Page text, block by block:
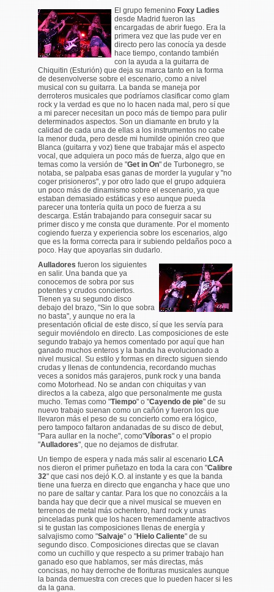
El grupo femenino Foxy Ladies
desde Madrid fueron las
encargadas de abrir fuego. Era la
primera vez que las pude ver en
directo pero las conocía ya desde
hace tiempo, contando también
con la ayuda a la guitarra de
Chiquitin (Esturión) que deja su marca tanto en la forma
de desenvolverse sobre el escenario, como a nivel
musical con su guitarra. La banda se maneja por
derroteros musicales que podríamos clasificar como glam
rock y la verdad es que no lo hacen nada mal, pero sí que
a mi parecer necesitan un poco más de tiempo para pulir
determinados aspectos. Son un diamante en bruto y la
calidad de cada una de ellas a los instrumentos no cabe
la menor duda, pero desde mi humilde opinión creo que
Blanca (guitarra y voz) tiene que trabajar más el aspecto
vocal, que adquiera un poco más de fuerza, algo que en
temas como la versión de "Get in On" de Turbonegro, se
notaba, se palpaba esas ganas de morder la yugular y "no
coger prisioneros", y por otro lado que el grupo adquiera
un poco más de dinamismo sobre el escenario, ya que
estaban demasiado estáticas y eso aunque pueda
parecer una tontería quita un poco de fuerza a su
descarga. Están trabajando para conseguir sacar su
primer disco y me consta que duramente. Por el momento
cogiendo fuerza y experiencia sobre los escenarios, algo
que es la forma correcta para ir subiendo peldaños poco a
poco. Hay que apoyarlas sin dudarlo.
Aulladores fueron los siguientes
en salir. Una banda que ya
conocemos de sobra por sus
potentes y crudos conciertos.
Tienen ya su segundo disco
debajo del brazo, "Sin lo que sobra
no basta", y aunque no era la
presentación oficial de este disco, sí que les servía para
seguir moviéndolo en directo. Las composiciones de este
segundo trabajo ya hemos comentado por aquí que han
ganado muchos enteros y la banda ha evolucionado a
nivel musical. Su estilo y formas en directo siguen siendo
crudas y llenas de contundencia, recordando muchas
veces a sonidos más garajeros, punk rock y una banda
como Motorhead. No se andan con chiquitas y van
directos a la cabeza, algo que personalmente me gusta
mucho. Temas como "Tiempo" o "Cayendo de pie" de su
nuevo trabajo suenan como un cañón y fueron los que
llevaron más el peso de su concierto como era lógico,
pero tampoco faltaron andanadas de su disco de debut,
"Para aullar en la noche", como"Víboras" o el propio
"Aulladores", que no dejamos de disfrutar.
Un tiempo de espera y nada más salir al escenario LCA
nos dieron el primer puñetazo en toda la cara con "Calibre
32" que casi nos dejó K.O. al instante y es que la banda
tiene una fuerza en directo que engancha y hace que uno
no pare de saltar y cantar. Para los que no conozcáis a la
banda hay que decir que a nivel musical se mueven en
terrenos de metal más ochentero, hard rock y unas
pinceladas punk que los hacen tremendamente atractivos
si te gustan las composiciones llenas de energía y
salvajismo como "Salvaje" o "Hielo Caliente" de su
segundo disco. Composiciones directas que se clavan
como un cuchillo y que respecto a su primer trabajo han
ganado eso que hablamos, ser más directas, más
concisas, no hay derroche de florituras musicales aunque
la banda demuestra con creces que lo pueden hacer si les
da la gana.